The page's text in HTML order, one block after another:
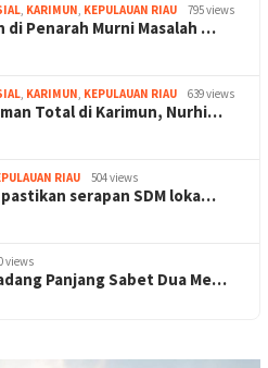
, KARIMUN, KEPULAUAN RIAU 795 views
di Penarah Murni Masalah …
, KARIMUN, KEPULAUAN RIAU 639 views
Total di Karimun, Nurhi…
RIAU 504 views
serapan SDM loka…
views
Panjang Sabet Dua Me…